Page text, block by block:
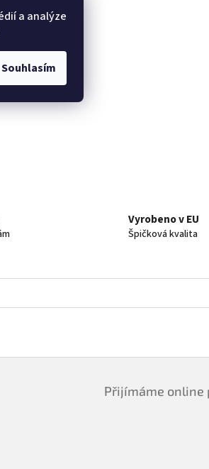
a analýze
Souhlasím
Vyrobeno v EU
Špičková kvalita
Přijímáme online